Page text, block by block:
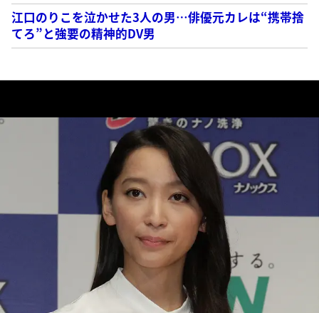
江口のりこを泣かせた3人の男…俳優元カレは“携帯捨
てろ”と強要の精神的DV男